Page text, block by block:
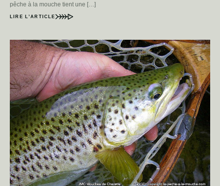
pêche à la mouche tient une […]
LIRE L’ARTICLE